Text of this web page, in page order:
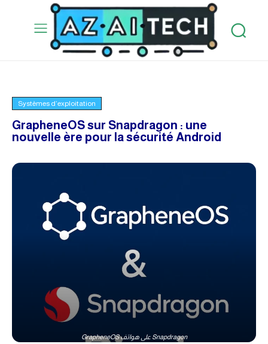
Systèmes d’exploitation
GrapheneOS sur Snapdragon : une
nouvelle ère pour la sécurité Android
GrapheneOS على هواتف Snapdragon